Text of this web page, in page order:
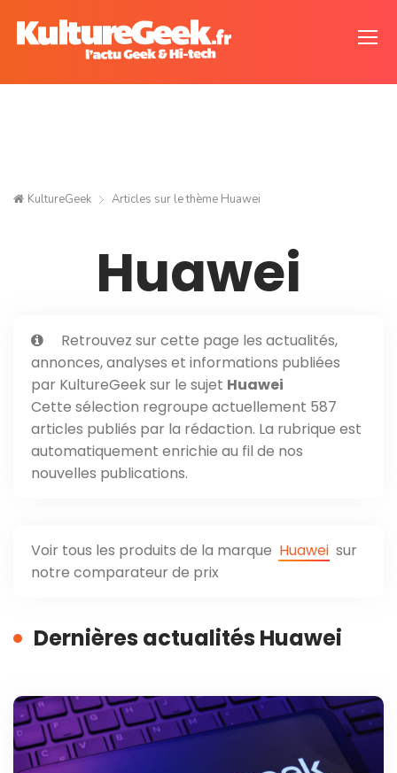
KultureGeek Articles sur le thème Huawei
Huawei
Retrouvez sur cette page les actualités,
annonces, analyses et informations publiées
par KultureGeek sur le sujet Huawei
Cette sélection regroupe actuellement 587
articles publiés par la rédaction. La rubrique est
automatiquement enrichie au fil de nos
nouvelles publications.
Voir tous les produits de la marque Huawei sur
notre comparateur de prix
Dernières actualités Huawei